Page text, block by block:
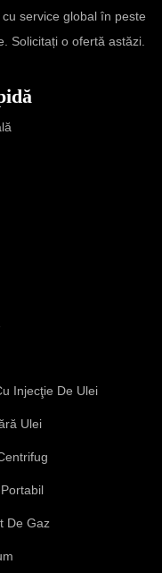
service global în peste
Solicitați o ofertă astăzi.
Injecţie De Ulei
Ulei
De Gaz